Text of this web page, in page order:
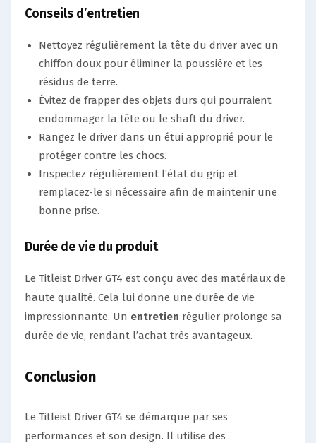
Conseils d’entretien
Nettoyez régulièrement la tête du driver avec un
chiffon doux pour éliminer la poussière et les
résidus de terre.
Évitez de frapper des objets durs qui pourraient
endommager la tête ou le shaft du driver.
Rangez le driver dans un étui approprié pour le
protéger contre les chocs.
Inspectez régulièrement l’état du grip et
remplacez-le si nécessaire afin de maintenir une
bonne prise.
Durée de vie du produit
Le Titleist Driver GT4 est conçu avec des matériaux de
haute qualité. Cela lui donne une durée de vie
impressionnante. Un entretien régulier prolonge sa
durée de vie, rendant l’achat très avantageux.
Conclusion
Le Titleist Driver GT4 se démarque par ses
performances et son design. Il utilise des